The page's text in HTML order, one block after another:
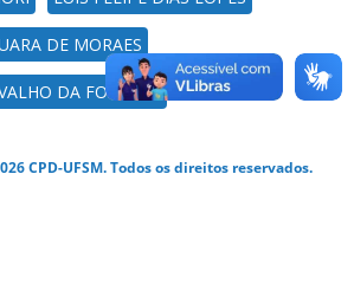
DE MORAES
DA FONSECA
CPD-UFSM. Todos os direitos reservados.